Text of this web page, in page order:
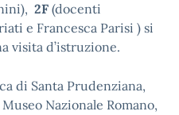
2F (docenti
e Francesca Parisi ) si
visita d’istruzione.
di Santa Prudenziana,
Nazionale Romano,